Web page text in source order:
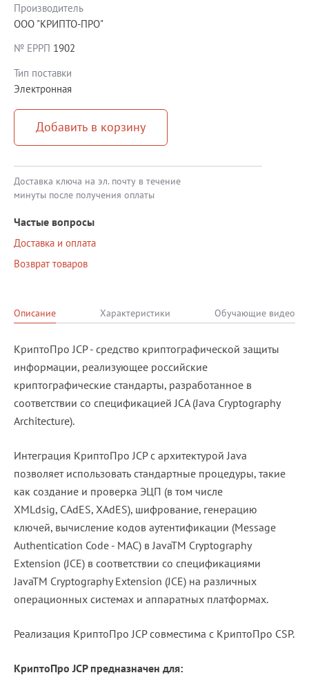
Производитель
ООО "КРИПТО-ПРО"
№ ЕРРП 1902
Тип поставки
Электронная
Добавить в корзину
Доставка ключа на эл. почту в течение
минуты после получения оплаты
Частые вопросы
Доставка и оплата
Возврат товаров
Описание Характеристики Обучающие видео
КриптоПро JCP - средство криптографической защиты
информации, реализующее российские
криптографические стандарты, разработанное в
соответствии со спецификацией JCA (Java Cryptography
Architecture).
Интеграция КриптоПро JCP с архитектурой Java
позволяет использовать стандартные процедуры, такие
как создание и проверка ЭЦП (в том числе
XMLdsig, CAdES, XAdES), шифрование, генерацию
ключей, вычисление кодов аутентификации (Message
Authentication Code - MAC) в JavaTM Cryptography
Extension (JCE) в соответствии со спецификациями
JavaTM Cryptography Extension (JCE) на различных
операционных системах и аппаратных платформах.
Реализация КриптоПро JCP совместима с КриптоПро CSP.
КриптоПро JCP предназначен для: